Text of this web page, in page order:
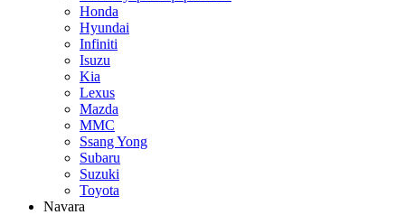
Honda
Hyundai
Infiniti
Isuzu
Kia
Lexus
Mazda
MMC
Ssang Yong
Subaru
Suzuki
Toyota
Navara